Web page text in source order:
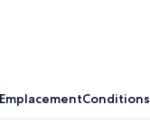
EmplacementConditions